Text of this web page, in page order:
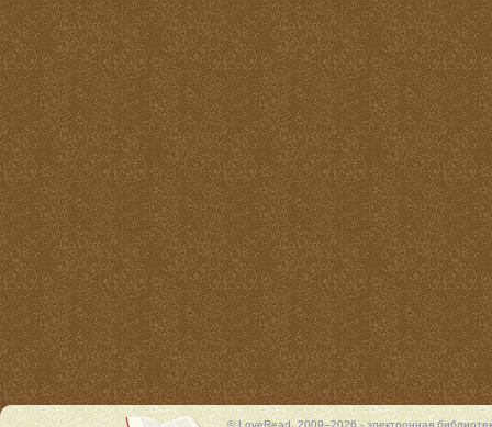
© LoveRead, 2009–2026 - электронная